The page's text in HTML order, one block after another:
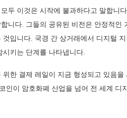
두 이것은 시작에 불과하다고 말합니
니다. 그들의 공유된 비전은 안정적
것입니다. 국경 간 상거래에서 디지털
키는 단계를 나타냅니다.
위한 결제 레일이 지금 형성되고 있음
인이 암호화폐 산업을 넘어 전 세계 디